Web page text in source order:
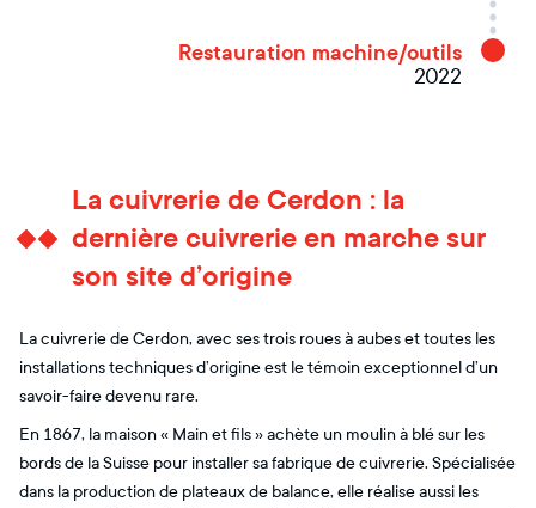
Restauration machine/outils
2022
La cuivrerie de Cerdon : la
dernière cuivrerie en marche sur
son site d’origine
La cuivrerie de Cerdon, avec ses trois roues à aubes et toutes les
installations techniques d’origine est le témoin exceptionnel d’un
savoir-faire devenu rare.
En 1867, la maison « Main et fils » achète un moulin à blé sur les
bords de la Suisse pour installer sa fabrique de cuivrerie. Spécialisée
dans la production de plateaux de balance, elle réalise aussi les